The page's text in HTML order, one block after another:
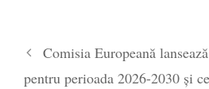
poetului Octavian
- 16 aprilie 2026
Comisia Europeană
pentru perioada 2026-2030 și